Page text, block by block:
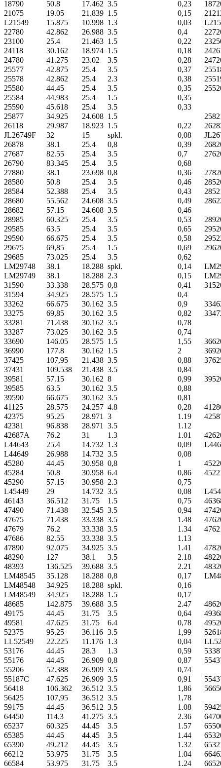
18790
50.8 17.462 3.5 0,23
21075
19.05 21.839 1.5 0,15
L21549
15.875 10.998 1.3 0,03
22780
42.862 26.988 3.5 0,4
23100
25.4 21.463 1.5 0,22
24118
30.162 18.974 1.5 0,18
24780
41.275 23.02 3.5 0,28
25577
42.875 25.4 3.5 0,37
25578
42.862 25.4 2.3 0,38
25580
44.45 25.4 3.5 0,35
25584
44.983 25.4 1.5
0,35
25590
45.618 25.4 3.5
0,33
25877
34.925 24.608 1.5
26118
29.987 18.923 1.5 0,22
JL26749F
32 15 spkl. 0,08
26878
38.1 25.4 0,8 0,39
27687
82.55 25.4 3.5 0,7
26790
83.345 25.4 3.5
0,68
27880
38.1 23.698 0,8 0,36
28580
50.8 25.4 3.5 0,46
28584
52.388 25.4 3.5 0,43
28680
55.562 24.608 3.5 0,49
28682
57.15 24.608 3.5
0,46
28985
60.325 25.4 3.5 0,53
29585
63.5 25.4 3.5 0,65
29590
66.675 25.4 3.5 0,58
29675
69,85 25.4 1.5 0,69
29685
73.025 25.4 3.5
0,62
LM29748
38.1 18.288 spkl. 0,14
LM29749
38.1 18.288 2.3 0,15
31590
33.338 28.575 0,8 0,41
31594
34.925 28.575 1.5
0,4
33262
66.675 30.162 3.5 0,9
33275
69,85 30.162 3.5 0,82
33281
71.438 30.162 3.5
0,78
33287
73.025 30.162 3.5
0,74
33690
146.05 28.575 1.5 1,55
36990
177.8 30.162 1.5 2
37425
107,95 21.438 3.5 0,88
37431
109.538 21.438 3.5
0,84
39581
57.15 30.162 8 0,99
39585
63.5 30.162 3.5
0,88
39590
66.675 30.162 3.5
0,81
41125
28.575 24.257 4.8 0,28
42375
95.25 28.971 3 1.19
42381
96.838 28.971 3.5
1.12
42687A
76.2 31 1.3 1.01
L44643
25.4 14.732 1.3 0,09
L44649
26.988 14.732 3.5
0,08
45280
44.45 30.958 0,8 1
45284
50.8 30.958 6.4 0,86
45290
57.15 30.958 2.3
0,75
L45449
29 14.732 3.5 0,08
46143
36.512 31.75 1.5 0,75
47490
71.438 32.545 3.5 0,94
47675
71.438 33.338 3.5 1.48
47679
76.2 33.338 3.5 1.34
47686
82.55 33.338 3.5
1.13
47890
92.075 34.925 3.5 1.41
48290
127 38.1 3.5 2.18
48393
136.525 39.688 3.5 2.21
LM48545
35.128 18.288 0,8 0,17
LM48548
34.925 18.288 spkl.
0,16
LM48549
34.925 18.288 1.5
0,17
48685
142.875 39.688 3.5 2.47
49175
44.45 31.75 3.5 0,64
49581
47.625 31.75 6.4 0,78
52375
95.25 36.116 3.5 1,99
LL52549
22.225 11.176 1.3 0,04
53176
44.45 28.3 1.3 0,59
55176
44.45 26.909 0,8 0,87
55206
52.388 26.909 3.5
0,74
55187C
47.625 26.909 3.5 0,91
56418
106.362 36.512 3.5 1,86
56425
107,95 36.512 3.5
1,78
59175
44.45 36.512 3.5 1.08
64450
114.3 41.275 3.5 2.36
65237
60.325 44.45 3.5 1.57
65385
44.45 44.45 3.5 1.44
65390
49.212 44.45 3.5 1.32
66212
53.975 31.75 3.5 1.04
66584
53.975 31.75 3.5 1.24